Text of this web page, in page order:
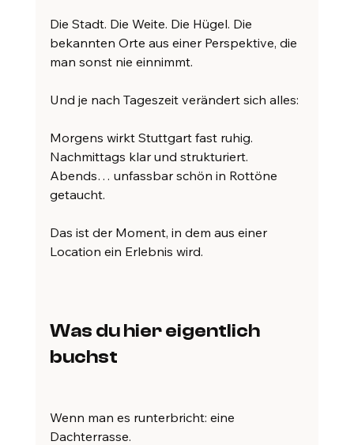
Die Stadt. Die Weite. Die Hügel. Die
bekannten Orte aus einer Perspektive, die
man sonst nie einnimmt.
Und je nach Tageszeit verändert sich alles:
Morgens wirkt Stuttgart fast ruhig.
Nachmittags klar und strukturiert.
Abends… unfassbar schön in Rottöne
getaucht.
Das ist der Moment, in dem aus einer
Location ein Erlebnis wird.
Was du hier eigentlich
buchst
Wenn man es runterbricht: eine
Dachterrasse.